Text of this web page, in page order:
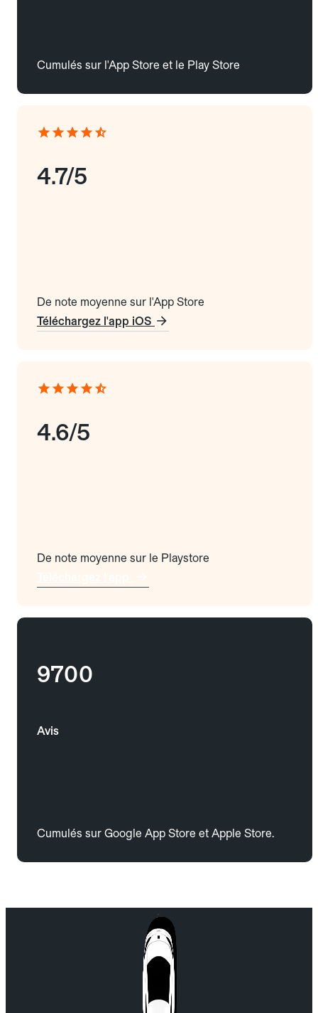
Cumulés sur l'App Store et le Play Store
4.7/5
De note moyenne sur l'App Store
Téléchargez l'app iOS
4.6/5
De note moyenne sur le Playstore
9700
Avis
Cumulés sur Google App Store et Apple Store.